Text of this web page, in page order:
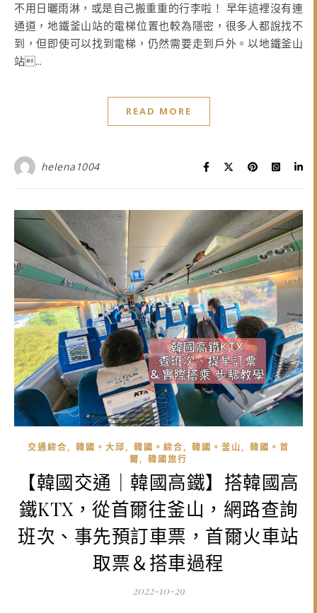
不用日曬雨淋，或是自己搬重重的行李啦！ 早年這裡沒有連
通道，地鐵釜山站的電梯位置也較為隱密，很多人都說找不
到，但即使可以找到電梯，仍然需要走到戶外。以地鐵釜山
站...
READ MORE
helena1004
交通綜合, 韓國。大邱, 韓國。綜合, 韓國。釜山, 韓國。首
爾, 韓國旅行
【韓國交通｜韓國高鐵】搭韓國高
鐵KTX，從首爾往釜山，網路查詢
班次、事先預訂車票，首爾火車站
取票＆搭車過程
2022-10-29